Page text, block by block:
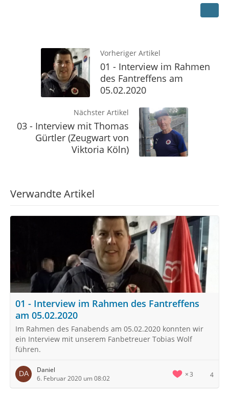
Vorheriger Artikel
01 - Interview im Rahmen
des Fantreffens am
05.02.2020
Nächster Artikel
03 - Interview mit Thomas
Gürtler (Zeugwart von
Viktoria Köln)
Verwandte Artikel
01 - Interview im Rahmen des Fantreffens
am 05.02.2020
Im Rahmen des Fanabends am 05.02.2020 konnten wir
ein Interview mit unserem Fanbetreuer Tobias Wolf
führen.
Daniel
6. Februar 2020 um 08:02
3 4